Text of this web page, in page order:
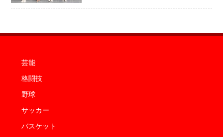
芸能
格闘技
野球
サッカー
バスケット